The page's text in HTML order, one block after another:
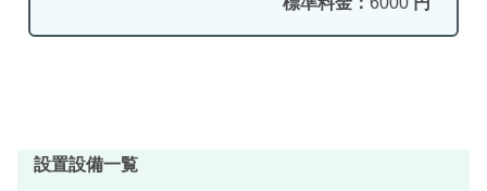
設置設備一覧